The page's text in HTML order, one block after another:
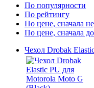
По популярности
По рейтингу
По цене, сначала
По цене, сначала
Чехол Drobak